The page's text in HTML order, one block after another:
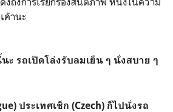
ค้านะ
รถเปิดโล่งรับลมเย็น ๆ นั่งสบาย ๆ
ประเทศเช็ก (Czech) ก็ไปนั่งรถ